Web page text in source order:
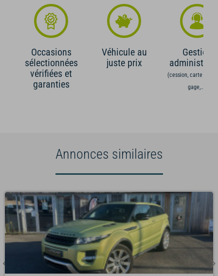
Occasions
sélectionnées
vérifiées et
garanties
Véhicule au
juste prix
Gestion
(cession, carte grise,
gage,...)
Annonces similaires